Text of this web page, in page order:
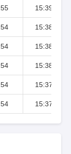
15:39
15:38
15:38
15:38
15:37
15:37